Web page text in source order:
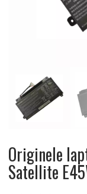
Originele
Satellite